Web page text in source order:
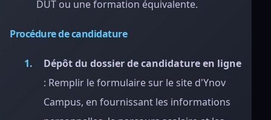
DUT ou une formation équivalente.
Procédure de candidature
Dépôt du dossier de candidature en ligne
: Remplir le formulaire sur le site d'Ynov
Campus, en fournissant les informations